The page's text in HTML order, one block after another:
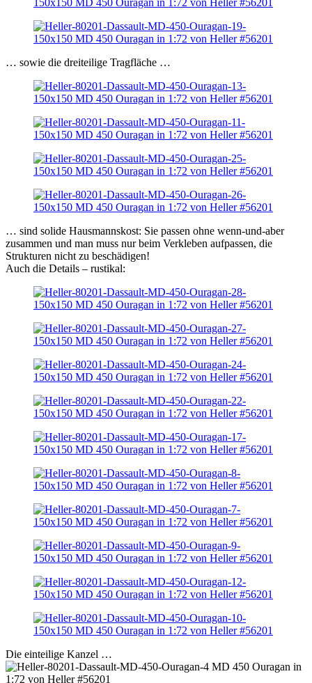
… sowie die dreiteilige Tragfläche …
… sind solide Hausmannskost: Sie passen ohne wenn-und-aber
zusammen und man muss nur beim Verkleben aufpassen, die
Strukturen nicht zu beschädigen!
Auch die Details – rustikal:
Die einteilige Kanzel …